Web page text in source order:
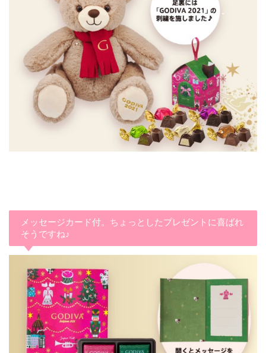
メッセージカード付。ちょっとしたプレゼントに喜ばれ
そうですね♪